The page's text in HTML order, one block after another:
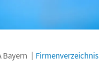
Bayern Firmenverzeichnis